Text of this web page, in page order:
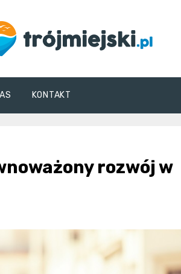
KONTAKT
rozwój w